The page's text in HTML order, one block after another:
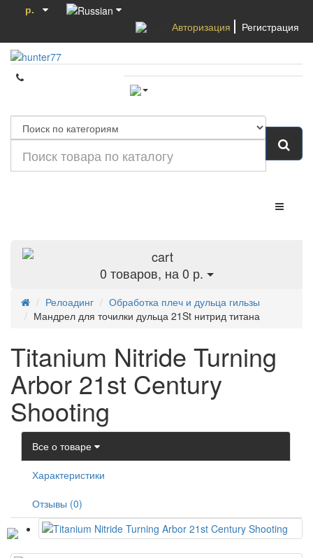
р.
Авторизация
Регистрация
0 товаров, на 0 р.
Релоадинг
Обработка плеч и дульца гильзы
Мандрел для точилки дульца 21St нитрид титана
Titanium Nitride Turning
Arbor 21st Century
Shooting
Все о товаре
Характеристики
Отзывы (0)